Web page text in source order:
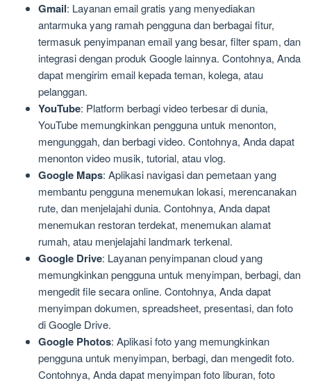
Gmail: Layanan email gratis yang menyediakan
antarmuka yang ramah pengguna dan berbagai fitur,
termasuk penyimpanan email yang besar, filter spam, dan
integrasi dengan produk Google lainnya. Contohnya, Anda
dapat mengirim email kepada teman, kolega, atau
pelanggan.
YouTube: Platform berbagi video terbesar di dunia,
YouTube memungkinkan pengguna untuk menonton,
mengunggah, dan berbagi video. Contohnya, Anda dapat
menonton video musik, tutorial, atau vlog.
Google Maps: Aplikasi navigasi dan pemetaan yang
membantu pengguna menemukan lokasi, merencanakan
rute, dan menjelajahi dunia. Contohnya, Anda dapat
menemukan restoran terdekat, menemukan alamat
rumah, atau menjelajahi landmark terkenal.
Google Drive: Layanan penyimpanan cloud yang
memungkinkan pengguna untuk menyimpan, berbagi, dan
mengedit file secara online. Contohnya, Anda dapat
menyimpan dokumen, spreadsheet, presentasi, dan foto
di Google Drive.
Google Photos: Aplikasi foto yang memungkinkan
pengguna untuk menyimpan, berbagi, dan mengedit foto.
Contohnya, Anda dapat menyimpan foto liburan, foto